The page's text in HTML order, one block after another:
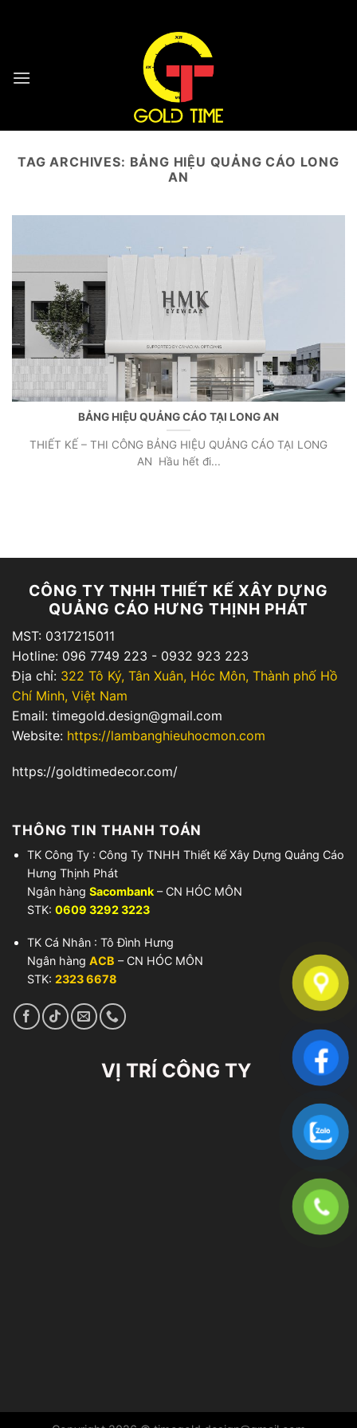
TAG ARCHIVES: BẢNG HIỆU QUẢNG CÁO LONG
AN
BẢNG HIỆU QUẢNG CÁO TẠI LONG AN
THIẾT KẾ – THI CÔNG BẢNG HIỆU QUẢNG CÁO TẠI LONG
AN Hầu hết đi...
CÔNG TY TNHH THIẾT KẾ XÂY DỰNG
QUẢNG CÁO HƯNG THỊNH PHÁT
MST: 0317215011
Hotline: 096 7749 223 - 0932 923 223
Địa chỉ: 322 Tô Ký, Tân Xuân, Hóc Môn, Thành phố Hồ
Chí Minh, Việt Nam
Email: timegold.design@gmail.com
Website: https://lambanghieuhocmon.com
https://goldtimedecor.com/
THÔNG TIN THANH TOÁN
TK Công Ty : Công Ty TNHH Thiết Kế Xây Dựng Quảng Cáo
Hưng Thịnh Phát
Ngân hàng Sacombank– CN HÓC MÔN
STK: 0609 3292 3223
TK Cá Nhân : Tô Đình Hưng
Ngân hàng ACB – CN HÓC MÔN
STK: 2323 6678
VỊ TRÍ CÔNG TY